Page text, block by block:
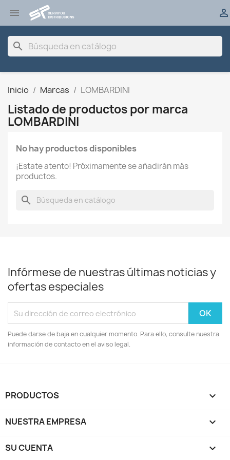
 
search
Inicio Marcas LOMBARDINI
Listado de productos por marca
LOMBARDINI
No hay productos disponibles
¡Estate atento! Próximamente se añadirán más
productos.
search
Infórmese de nuestras últimas noticias y
ofertas especiales
Puede darse de baja en cualquier momento. Para ello, consulte nuestra
información de contacto en el aviso legal.
PRODUCTOS 
NUESTRA EMPRESA 
SU CUENTA 